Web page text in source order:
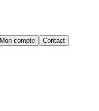
Mon compte
Contact